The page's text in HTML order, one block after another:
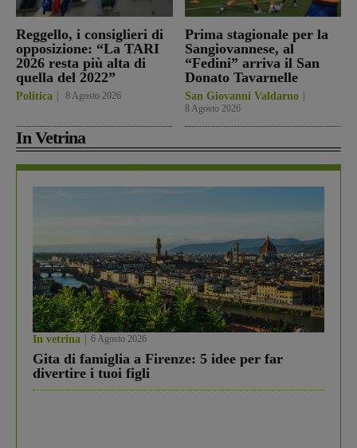
Reggello, i consiglieri di
opposizione: “La TARI
2026 resta più alta di
quella del 2022”
Politica 8 Agosto 2026
Prima stagionale per la
Sangiovannese, al
“Fedini” arriva il San
Donato Tavarnelle
San Giovanni Valdarno
8 Agosto 2026
In Vetrina
In vetrina 6 Agosto 2026
Gita di famiglia a Firenze: 5 idee per far
divertire i tuoi figli